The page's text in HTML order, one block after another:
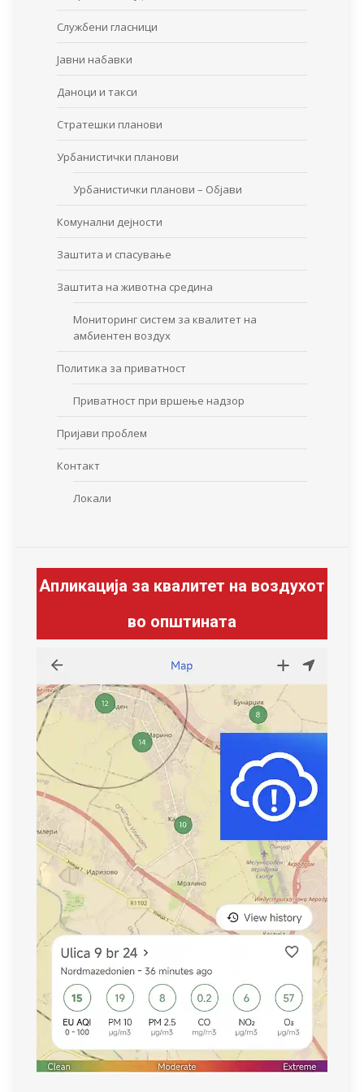
Службени гласници
Јавни набавки
Даноци и такси
Стратешки планови
Урбанистички планови
Урбанистички планови – Објави
Комунални дејности
Заштита и спасување
Заштита на животна средина
Мониторинг систем за квалитет на
амбиентен воздух
Политика за приватност
Приватност при вршење надзор
Пријави проблем
Контакт
Локали
Апликација за квалитет на воздухот
во општината